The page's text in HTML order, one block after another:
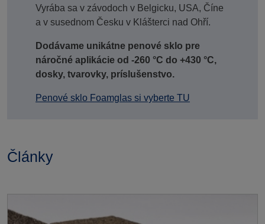
Vyrába sa v závodoch v Belgicku, USA, Číne
a v susednom Česku v Klášterci nad Ohří.
Dodávame unikátne penové sklo pre
náročné aplikácie od -260 °C do +430 °C,
dosky, tvarovky, príslušenstvo.
Penové sklo Foamglas si vyberte TU
Články